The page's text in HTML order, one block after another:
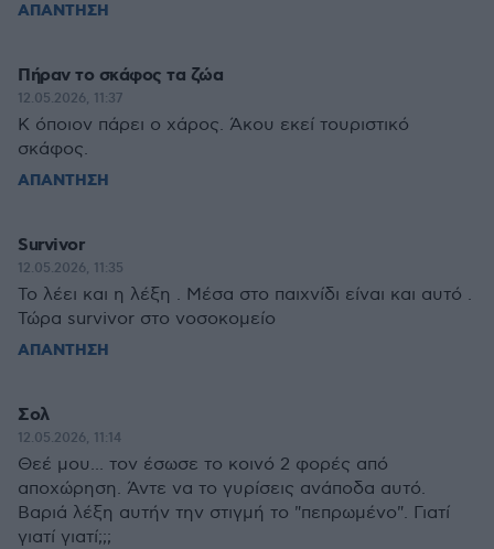
ΑΠΑΝΤΗΣΗ
Πήραν το σκάφος τα ζώα
12.05.2026, 11:37
Κ όποιον πάρει ο χάρος. Άκου εκεί τουριστικό
σκάφος.
ΑΠΑΝΤΗΣΗ
Survivor
12.05.2026, 11:35
Το λέει και η λέξη . Μέσα στο παιχνίδι είναι και αυτό .
Τώρα survivor στο νοσοκομείο
ΑΠΑΝΤΗΣΗ
Σολ
12.05.2026, 11:14
Θεέ μου... τον έσωσε το κοινό 2 φορές από
αποχώρηση. Άντε να το γυρίσεις ανάποδα αυτό.
Βαριά λέξη αυτήν την στιγμή το "πεπρωμένο". Γιατί
γιατί γιατί;;;